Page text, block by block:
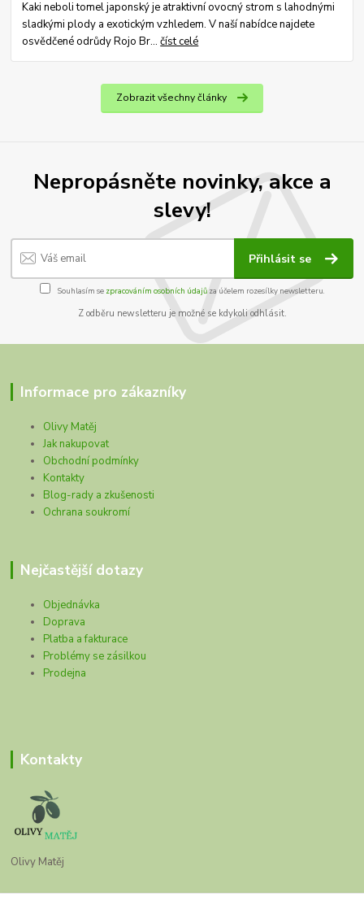
Kaki neboli tomel japonský je atraktivní ovocný strom s lahodnými
sladkými plody a exotickým vzhledem. V naší nabídce najdete
osvědčené odrůdy Rojo Br...číst celé
Zobrazit všechny články
Nepropásněte novinky, akce a
slevy!
Přihlásit se
Souhlasím se zpracováním osobních údajůza účelem rozesílky newsletteru.
Z odběru newsletteru je možné se kdykoli odhlásit.
Informace pro zákazníky
Olivy Matěj
Jak nakupovat
Obchodní podmínky
Kontakty
Blog-rady a zkušenosti
Ochrana soukromí
Nejčastější dotazy
Objednávka
Doprava
Platba a fakturace
Problémy se zásilkou
Prodejna
Kontakty
Olivy Matěj